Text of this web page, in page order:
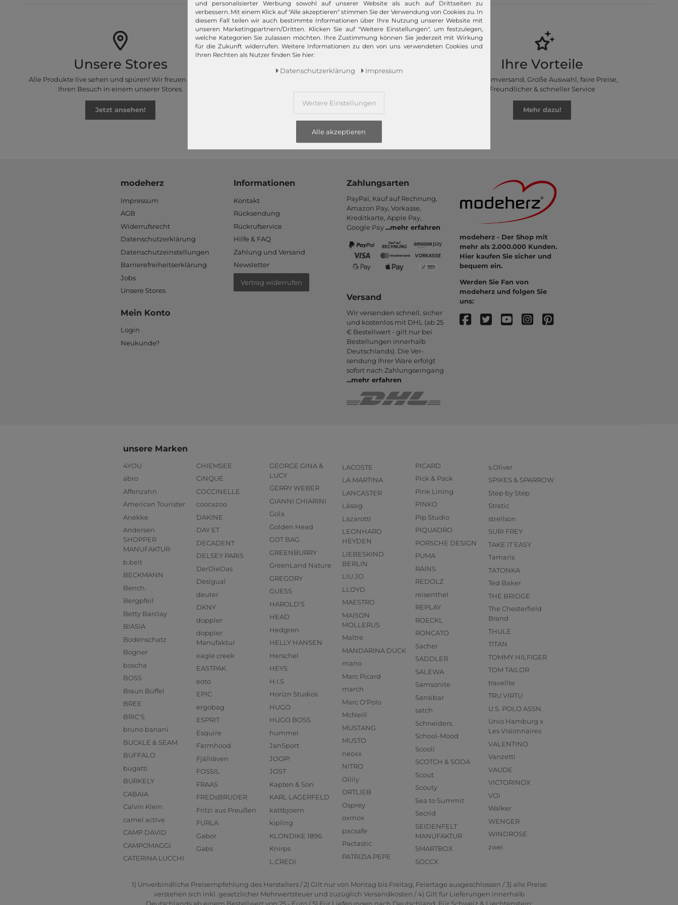
Unsere Stores
Alle Produkte live sehen und spüren! Wir freuen uns auf
Ihren Besuch in einem unserer Stores.
Jetzt ansehen!
Schneller Versand! Ihre Vorteile
Premiumversand, Große Auswahl, faire Preise,
Freundlicher & schneller Service
Mehr dazu!
modeherz
Impressum
AGB
Widerrufsrecht
Datenschutzerklärung
Datenschutzeinstellungen
Barrierefreiheitserklärung
Jobs
Unsere Stores
Mein Konto
Login
Neukunde?
Informationen
Kontakt
Rücksendung
Rückrufservice
Hilfe & FAQ
Zahlung und Versand
Newsletter
Vertrag widerrufen
Zahlungsarten
PayPal, Kauf auf Rechnung,
Amazon Pay, Vor­kasse,
Kredit­karte, Apple Pay,
Google Pay...mehr erfahren
Versand
Wir versenden schnell, sicher
und kostenlos mit DHL (ab 25
€ Bestell­wert - gilt nur bei
Bestel­lungen inner­halb
Deutsch­lands). Die Ver­
sendung Ihrer Ware er­folgt
sofort nach Zahlungs­eingang
...mehr erfahren
modeherz - Der Shop mit
mehr als 2.000.000 Kunden.
Hier kaufen Sie sicher und
bequem ein.
Werden Sie Fan von
modeherz und folgen Sie
uns:
unsere Marken
4YOU
abro
Affenzahn
American Tourister
Anekke
Andersen
SHOPPER
MANUFAKTUR
b.belt
BECKMANN
Bench.
Bergpfeil
Betty Barclay
BIASIA
Bodenschatz
Bogner
boscha
BOSS
Braun Büffel
BREE
BRIC'S
bruno banani
BUCKLE & SEAM
BUFFALO
bugatti
BURKELY
CABAIA
Calvin Klein
camel active
CAMP DAVID
CAMPOMAGGI
CATERINA LUCCHI
CHIEMSEE
CINQUE
COCCINELLE
coocazoo
DAKINE
DAY ET
DECADENT
DELSEY PARIS
DerDieDas
Desigual
deuter
DKNY
doppler
doppler
Manufaktur
eagle creek
EASTPAK
eoto
EPIC
ergobag
ESPRIT
Esquire
Farmhood
Fjällräven
FOSSIL
FRAAS
FREDsBRUDER
Fritzi aus Preußen
FURLA
Gabor
Gabs
GEORGE GINA &
LUCY
GERRY WEBER
GIANNI CHIARINI
Gola
Golden Head
GOT BAG
GREENBURRY
GreenLand Nature
GREGORY
GUESS
HAROLD'S
HEAD
Hedgren
HELLY HANSEN
Herschel
HEYS
H.I.S
Horizn Studios
HUGO
HUGO BOSS
hummel
JanSport
JOOP!
JOST
Kapten & Son
KARL LAGERFELD
kattbjoern
kipling
KLONDIKE 1896
Knirps
L.CREDI
LACOSTE
LA MARTINA
LANCASTER
Lässig
Lazarotti
LEONHARD
HEYDEN
LIEBESKIND
BERLIN
LIU JO
LLOYD
MAESTRO
MAISON
MOLLERUS
Maître
MANDARINA DUCK
mano
Marc Picard
march
Marc O'Polo
McNeill
MUSTANG
MUSTO
neoxx
NITRO
Oilily
ORTLIEB
Osprey
oxmox
pacsafe
Pactastic
PATRIZIA PEPE
PICARD
Pick & Pack
Pink Lining
PINKO
Pip Studio
PIQUADRO
PORSCHE DESIGN
PUMA
RAINS
REDOLZ
reisenthel
REPLAY
ROECKL
RONCATO
Sacher
SADDLER
SALEWA
Samsonite
Sansibar
satch
Schneiders
School-Mood
Scooli
SCOTCH & SODA
Scout
Scouty
Sea to Summit
Secrid
SEIDENFELT
MANUFAKTUR
SMARTBOX
SOCCX
s.Oliver
SPIKES & SPARROW
Step by Step
Stratic
strellson
SURI FREY
TAKE IT EASY
Tamaris
TATONKA
Ted Baker
THE BRIDGE
The Chesterfield
Brand
THULE
TITAN
TOMMY HILFIGER
TOM TAILOR
travelite
TRU VIRTU
U.S. POLO ASSN.
Unio Hamburg x
Les Visionnaires
VALENTINO
Vanzetti
VAUDE
VICTORINOX
VOi
Walker
WENGER
WINDROSE
zwei
1) Unverbindliche Preisempfehlung des Herstellers / 2) Gilt nur von Montag bis Freitag, Feiertage ausgeschlossen / 3) alle Preise
verstehen sich inkl. gesetzlicher Mehrwertsteuer und zuzüglich Versandkosten / 4) Gilt für Lieferungen innerhalb
und personalisierter Werbung sowohl auf unserer Website als auch auf Drittseiten zu
verbessern. Mit einem Klick auf "Alle akzeptieren" stimmen Sie der Verwendung von Cookies zu. In
diesem Fall teilen wir auch bestimmte Informationen über Ihre Nutzung unserer Website mit
unseren Marketingpartnern/Dritten. Klicken Sie auf "Weitere Einstellungen", um festzulegen,
welche Kategorien Sie zulassen möchten. Ihre Zustimmung können Sie jederzeit mit Wirkung
für die Zukunft widerrufen. Weitere Informationen zu den von uns verwendeten Cookies und
Ihren Rechten als Nutzer finden Sie hier:
Daten­schutz­erklärung Impressum
Weitere Einstellungen
Alle akzeptieren